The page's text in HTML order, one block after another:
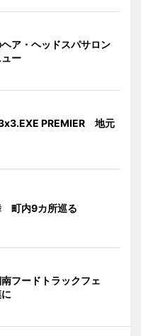
ア・ヘッドスパサロン
ー
PREMIER 地元
町内9カ所巡る
フードトラックフェ